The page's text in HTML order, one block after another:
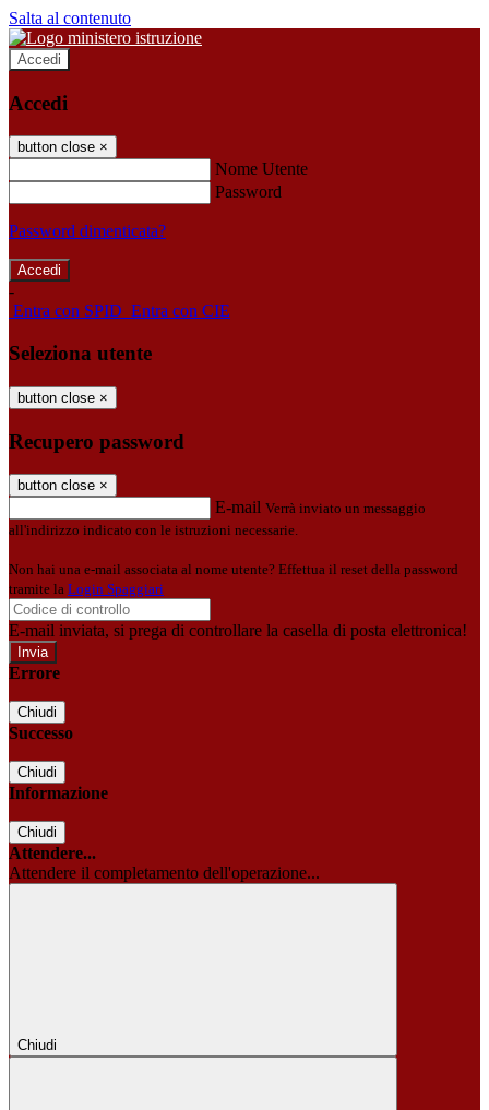
Salta al contenuto
Accedi
Accedi
button close ×
Nome Utente
Password
Password dimenticata?
-
Entra con SPID Entra con CIE
Seleziona utente
button close ×
Recupero password
button close ×
E-mail Verrà inviato un messaggio
all'indirizzo indicato con le istruzioni necessarie.
Non hai una e-mail associata al nome utente? Effettua il reset della password
tramite la Login Spaggiari
E-mail inviata, si prega di controllare la casella di posta elettronica!
Errore
Chiudi
Successo
Chiudi
Informazione
Chiudi
Attendere...
Attendere il completamento dell'operazione...
Chiudi